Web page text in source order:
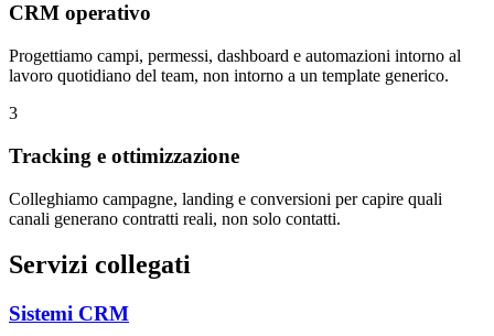
CRM operativo
Progettiamo campi, permessi, dashboard e automazioni intorno al
lavoro quotidiano del team, non intorno a un template generico.
3
Tracking e ottimizzazione
Colleghiamo campagne, landing e conversioni per capire quali
canali generano contratti reali, non solo contatti.
Servizi collegati
Sistemi CRM